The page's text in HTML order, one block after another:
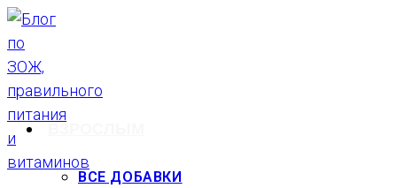
Перейти
к
содержимому
ВСЕ ДОБАВКИ